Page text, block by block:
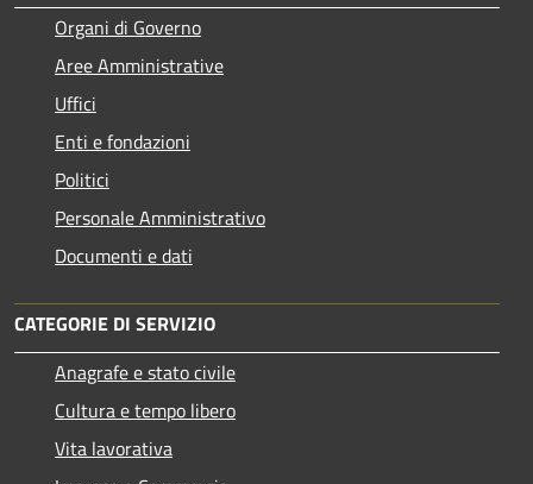
Organi di Governo
Aree Amministrative
Uffici
Enti e fondazioni
Politici
Personale Amministrativo
Documenti e dati
CATEGORIE DI SERVIZIO
Anagrafe e stato civile
Cultura e tempo libero
Vita lavorativa